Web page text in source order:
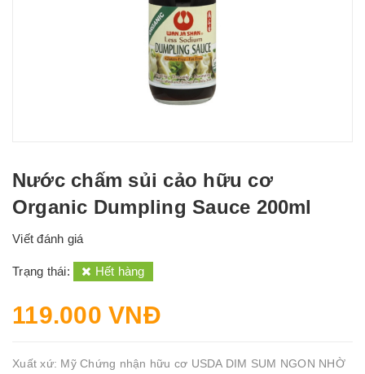
Nước chấm sủi cảo hữu cơ
Organic Dumpling Sauce 200ml
Viết đánh giá
Trạng thái: Hết hàng
119.000 VNĐ
Xuất xứ: Mỹ Chứng nhận hữu cơ USDA DIM SUM NGON NHỜ